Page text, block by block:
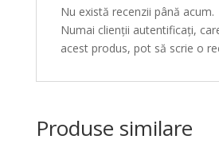
Nu există recenzii până acum.
Numai clienții autentificați,
acest produs, pot să scrie o
Produse similare